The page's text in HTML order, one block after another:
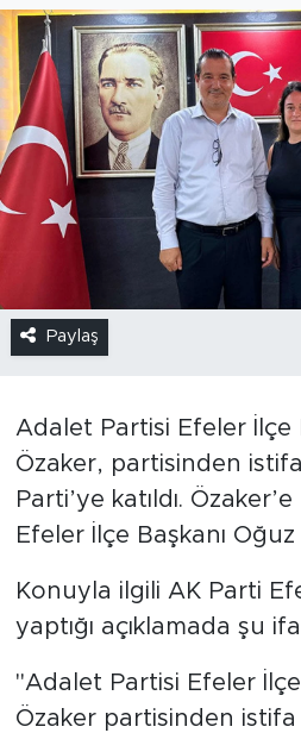
Paylaş
Adalet Partisi Efeler İlçe
Özaker, partisinden
Parti’ye katıldı.
Efeler İlçe Başkanı
Konuyla ilgili AK Parti
yaptığı açıklamada şu
"Adalet Partisi Efeler İlçe
Özaker partisinden